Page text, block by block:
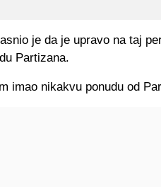
je da je upravo na taj
Partizana.
imao nikakvu ponudu od